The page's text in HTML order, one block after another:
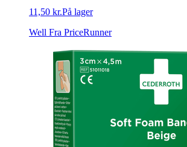
11,50 kr.På lager
Well Fra PriceRunner